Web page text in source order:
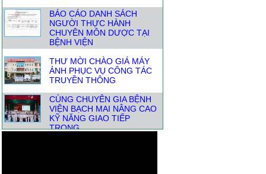
BÁO CÁO DANH SÁCH
NGƯỜI THỰC HÀNH
CHUYÊN MÔN DƯỢC TẠI
BỆNH VIỆN
THƯ MỜI CHÀO GIÁ MÁY
ẢNH PHỤC VỤ CÔNG TÁC
TRUYỀN THÔNG
CÙNG CHUYÊN GIA BỆNH
VIỆN BẠCH MAI NÂNG CAO
KỸ NĂNG GIAO TIẾP
TRONG . . .